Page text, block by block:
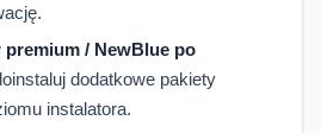
premium / NewBlue po
dodatkowe pakiety
instalatora.